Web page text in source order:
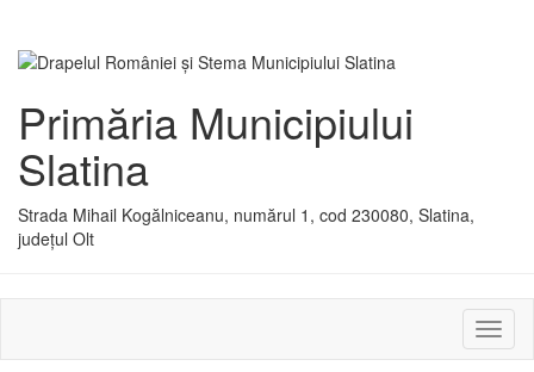
Primăria Municipiului
Slatina
Strada Mihail Kogălniceanu, numărul 1, cod 230080, Slatina,
județul Olt
sau